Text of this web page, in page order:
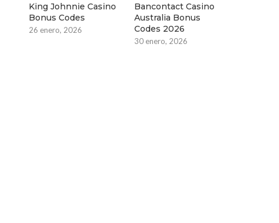
King Johnnie Casino
Bonus Codes
26 enero, 2026
Bancontact Casino
Australia Bonus
Codes 2026
30 enero, 2026